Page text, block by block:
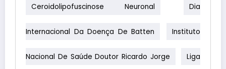
Ceroidolipofuscinose Neuronal Dia
Internacional Da Doença De Batten Instituto
Nacional De Saúde Doutor Ricardo Jorge Liga